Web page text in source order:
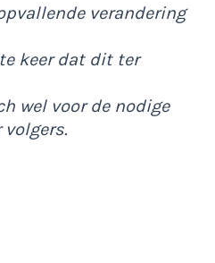
verandering
keer dat dit ter
wel voor de nodige